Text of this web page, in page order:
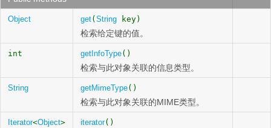
Object get( String key)
检索给定键的值。
int getInfoType()
检索与此对象关联的信息类型。
String getMimeType()
检索与此对象关联的MIME类型。
Iterator<Object> iterator()